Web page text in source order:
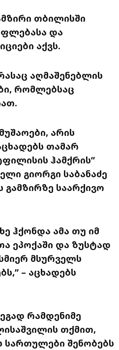
თბილისში
და
აქვს.
აღმაშენებლის
რომლებსაც
არის
თამარ
ჰამქრის”
გიორგი საბანაძე
გამზირზე საარქივო
ჰქონდა ამა თუ იმ
ეპოქაში და ზუსტად
მსურველს
– აცხადებს
რამდენიმე
თქმით,
სართულები შენობებს